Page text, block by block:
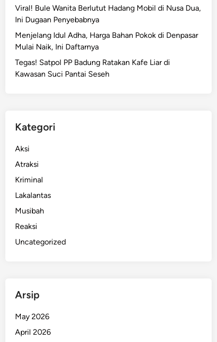
Viral! Bule Wanita Berlutut Hadang Mobil di Nusa Dua,
Ini Dugaan Penyebabnya
Menjelang Idul Adha, Harga Bahan Pokok di Denpasar
Mulai Naik, Ini Daftarnya
Tegas! Satpol PP Badung Ratakan Kafe Liar di
Kawasan Suci Pantai Seseh
Kategori
Aksi
Atraksi
Kriminal
Lakalantas
Musibah
Reaksi
Uncategorized
Arsip
May 2026
April 2026